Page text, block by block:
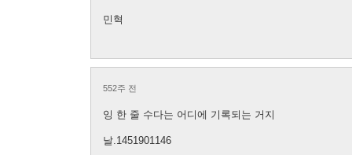
민혁
552주 전
잉 한 줄 수다는 어디에 기록되는 거지
날.1451901146